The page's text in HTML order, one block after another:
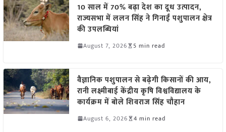
10 साल में 70% बढ़ा देश का दूध उत्पादन,
राज्यसभा में ललन सिंह ने गिनाईं पशुपालन क्षेत्र
की उपलब्धियां
August 7, 2026 5 min read
वैज्ञानिक पशुपालन से बढ़ेगी किसानों की आय,
रानी लक्ष्मीबाई केंद्रीय कृषि विश्वविद्यालय के
कार्यक्रम में बोले शिवराज सिंह चौहान
August 6, 2026 4 min read